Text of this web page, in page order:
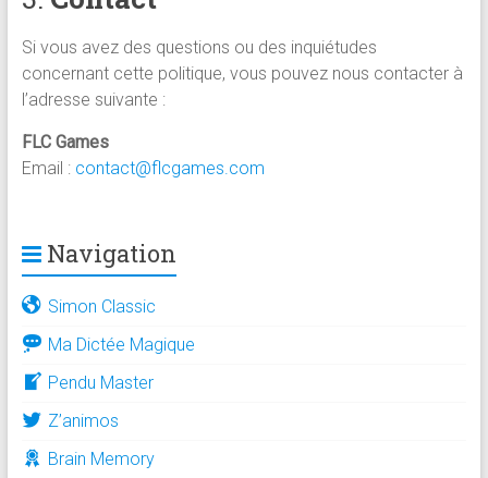
Si vous avez des questions ou des inquiétudes
concernant cette politique, vous pouvez nous contacter à
l’adresse suivante :
FLC Games
Email : contact@flcgames.com
Navigation
Simon Classic
Ma Dictée Magique
Pendu Master
Z’animos
Brain Memory